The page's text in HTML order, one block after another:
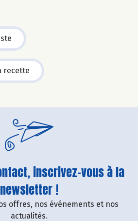
recette
inscrivez-vous à la
newsletter !
offres, nos événements et nos
actualités.